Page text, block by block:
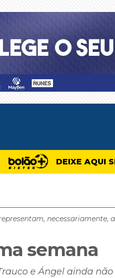
DEIXE AQUI
necessariamente,
semana
e Ángel ainda